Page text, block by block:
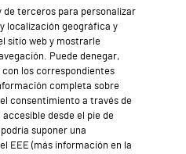
Vithas
somos
en Vithas
Cita Médica
al Cliente
de terceros para personalizar
localización geográfica y
sitio web y mostrarle
Puede denegar,
los correspondientes
completa sobre
consentimiento a través de
desde el pie de
suponer una
EEE (más información en la